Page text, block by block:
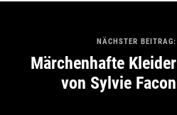
NÄCHSTER BEITRAG:
Märchenhafte Kleider
von Sylvie Facon